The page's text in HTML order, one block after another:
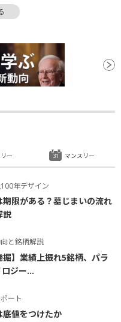
年デザイン
期限がある？墓じまいの流れ
説
と銘柄解説
掘】業績上振れ5銘柄、パラ
ジー...
ート
値をつけたか
ー マンスリー